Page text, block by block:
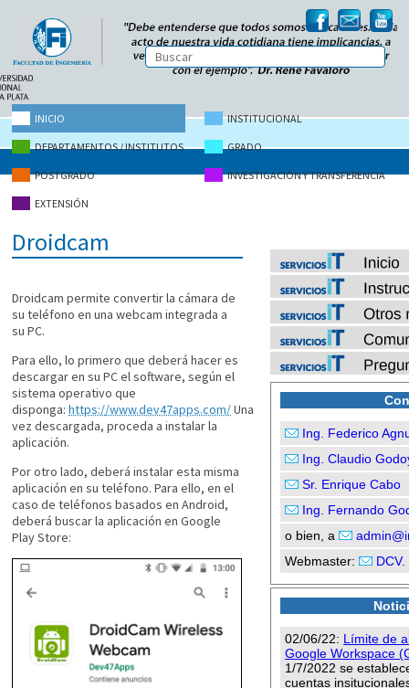
INICIO INSTITUCIONAL
DEPARTAMENTOS / INSTITUTOS GRADO
POSTGRADO INVESTIGACIÓN Y TRANSFERENCIA
EXTENSIÓN
Droidcam
Droidcam permite convertir la cámara de
su teléfono en una webcam integrada a
su PC.
Para ello, lo primero que deberá hacer es
descargar en su PC el software, según el
sistema operativo que
disponga:https://www.dev47apps.com/Una
vez descargada, proceda a instalar la
aplicación.
Por otro lado, deberá instalar esta misma
aplicación en su teléfono. Para ello, en el
caso de teléfonos basados en Android,
deberá buscar la aplicación en Google
Play Store: